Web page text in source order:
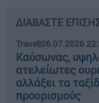
ΔΙΑΒΑΣΤΕ
Travel |06.07.2026
Καύσωνας,
ατελείωτες
αλλάξει τα
προορισμούς